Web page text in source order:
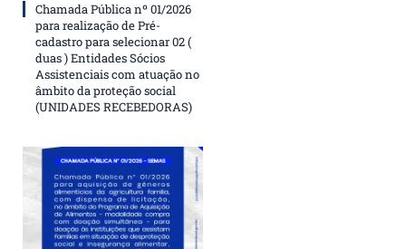
Chamada Pública nº 01/2026
para realização de Pré-
cadastro para selecionar 02 (
duas ) Entidades Sócios
Assistenciais com atuação no
âmbito da proteção social
(UNIDADES RECEBEDORAS)